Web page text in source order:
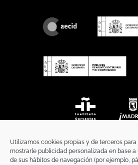
Utilizamos cookies propias y de terceros
mostrarle publicidad personalizada en base
de sus hábitos de navegación (por ejemplo,